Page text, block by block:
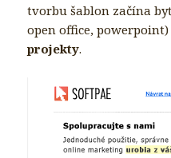
tvorbu šablon začína
open office,
projekty.